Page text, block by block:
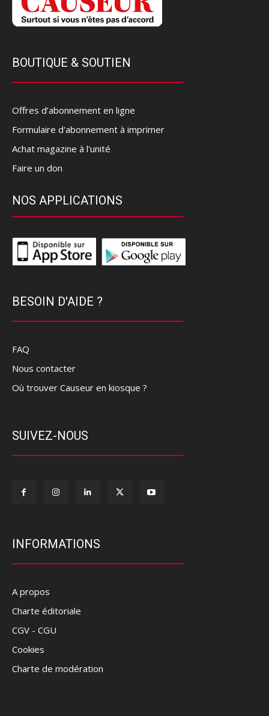
BOUTIQUE & SOUTIEN
Offres d’abonnement en ligne
Formulaire d'abonnement à imprimer
Achat magazine à l'unité
Faire un don
NOS APPLICATIONS
BESOIN D'AIDE ?
FAQ
Nous contacter
Où trouver Causeur en kiosque ?
SUIVEZ-NOUS
INFORMATIONS
A propos
Charte éditoriale
CGV - CGU
Cookies
Charte de modération